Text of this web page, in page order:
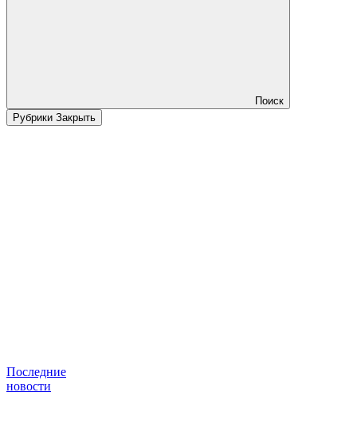
Поиск
Рубрики Закрыть
Последние
новости